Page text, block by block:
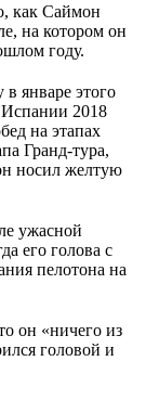
как Саймон
на котором он
году.
январе этого
Испании 2018
на этапах
Гранд-тура,
носил желтую
ужасной
его голова с
пелотона на
он «ничего из
головой и